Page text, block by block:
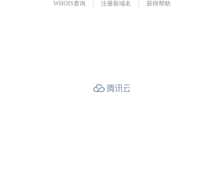
WHOIS查询 注册新域名 获得帮助